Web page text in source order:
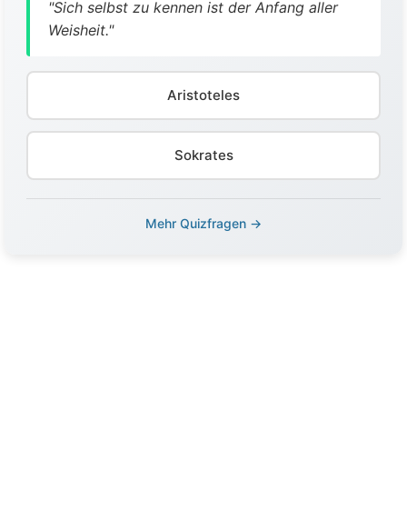
"Sich selbst zu kennen ist der Anfang aller
Weisheit."
Aristoteles
Sokrates
Mehr Quizfragen →